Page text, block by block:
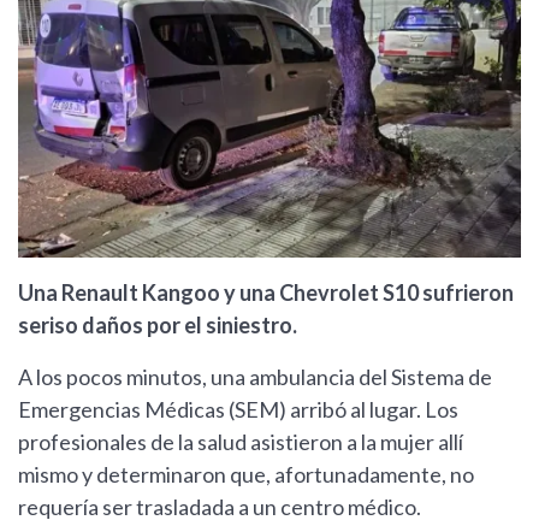
Una Renault Kangoo y una Chevrolet S10 sufrieron
seriso daños por el siniestro.
A los pocos minutos, una ambulancia del Sistema de
Emergencias Médicas (SEM) arribó al lugar. Los
profesionales de la salud asistieron a la mujer allí
mismo y determinaron que, afortunadamente, no
requería ser trasladada a un centro médico.